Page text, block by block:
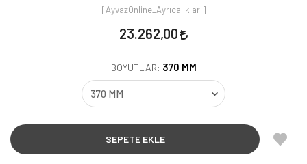
[AyvazOnline_Ayrıcalıkları]
23.262,00
BOYUTLAR: 370 MM
SEPETE EKLE